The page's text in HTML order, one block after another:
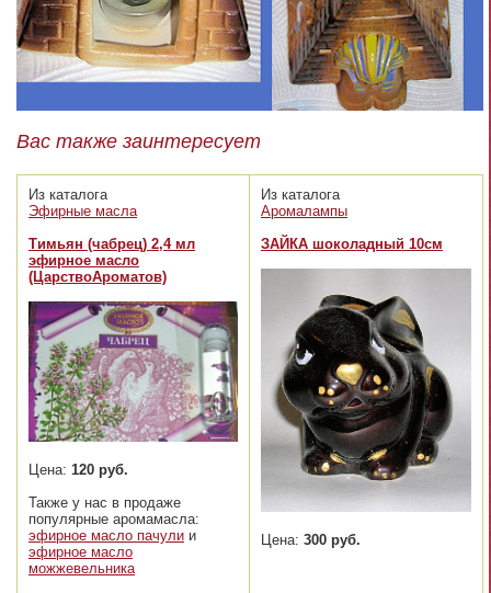
Вас также заинтересует
Из каталога
Эфирные масла
Тимьян (чабрец) 2,4 мл
эфирное масло
(ЦарствоАроматов)
Цена: 120 руб.
Также у нас в продаже
популярные аромамасла:
эфирное масло пачули и
эфирное масло
можжевельника
Из каталога
Аромалампы
ЗАЙКА шоколадный 10см
Цена: 300 руб.